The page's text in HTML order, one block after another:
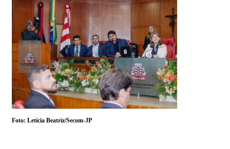
Foto: Letícia Beatriz/Secom-JP